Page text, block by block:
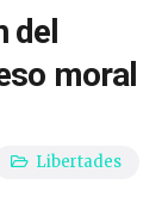
del
moral
Libertades